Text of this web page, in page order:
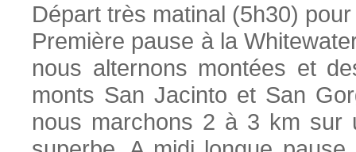
Départ très matinal (5h30)
Première pause à la
nous alternons montées et
monts San Jacinto et San
nous marchons 2 à 3 km sur